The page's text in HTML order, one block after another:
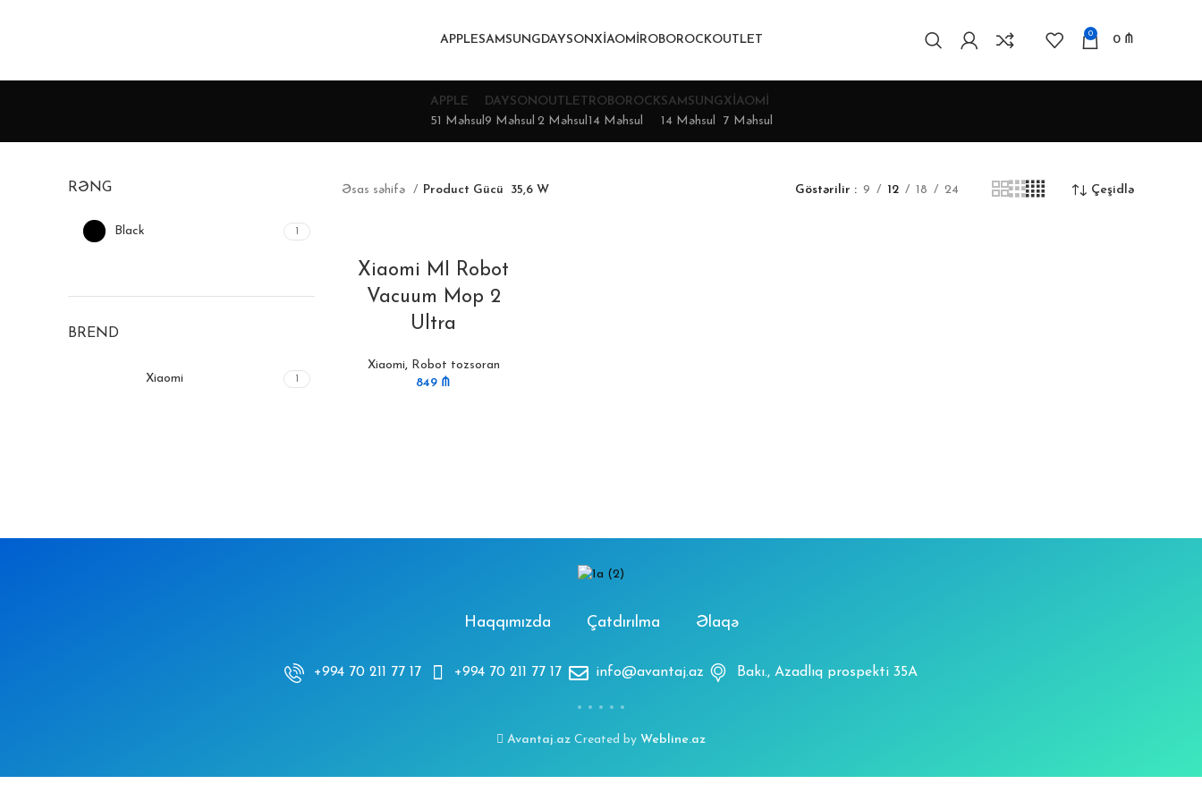
APPLESAMSUNGDAYSONXIAOMIROBOROCKOUTLET 0 0 ₼
APPLE
51 Məhsul
DAYSON
9 Məhsul
OUTLET
2 Məhsul
ROBOROCK
14 Məhsul
SAMSUNG
14 Məhsul
XIAOMI
7 Məhsul
RƏNG
Black 1
BREND
Xiaomi 1
Əsas səhifə Product Gücü 35,6 W Göstərilir 9 12 18 24 Çeşidlə
Xiaomi MI Robot
Vacuum Mop 2
Ultra
Xiaomi, Robot tozsoran
849 ₼
Haqqımızda Çatdırılma Əlaqə
+994 70 211 77 17 +994 70 211 77 17 info@avantaj.az Bakı., Azadlıq prospekti 35A
Avantaj.az Created by Webline.az